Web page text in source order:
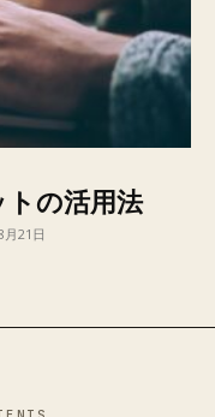
の活用法
月21日